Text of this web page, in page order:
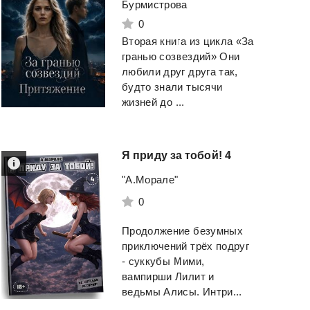
Бурмистрова
0
Вторая книга из цикла «За
гранью созвездий» Они
любили друг друга так,
будто знали тысячи
жизней до ...
Я приду за тобой! 4
"А.Морале"
0
Продолжение безумных
приключений трёх подруг
- суккубы Мими,
вампирши Лилит и
ведьмы Алисы. Интри...